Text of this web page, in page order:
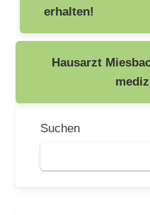
erhalten!
Hausarzt
Suchen